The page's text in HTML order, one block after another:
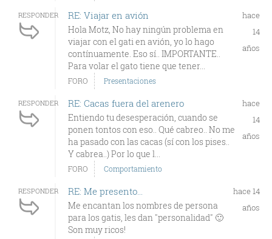
RESPONDER RE: Viajar en avión
Hola Motz, No hay ningún problema en
viajar con el gati en avión, yo lo hago
contínuamente. Eso sí.. IMPORTANTE..
Para volar el gato tiene que tener...
hace
14
años
FORO Presentaciones
RESPONDER RE: Cacas fuera del arenero
Entiendo tu desesperación, cuando se
ponen tontos con eso.. Qué cabreo.. No me
ha pasado con las cacas (sí con los pises..
Y cabrea..) Por lo que l...
hace
14
años
FORO Comportamiento
RESPONDER RE: Me presento...
Me encantan los nombres de persona
para los gatis, les dan "personalidad" 🙂
Son muy ricos!
hace 14
años